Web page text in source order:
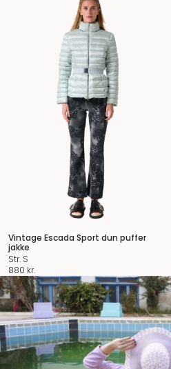
Vintage Escada Sport dun puffer
jakke
Str. S
880 kr.